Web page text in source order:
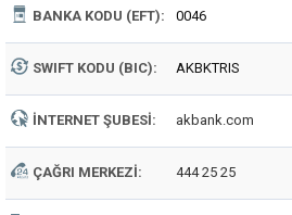
BANKA KODU (EFT): 0046
SWIFT KODU (BIC): AKBKTRIS
İNTERNET ŞUBESI: akbank.com
ÇAĞRI MERKEZI: 444 25 25